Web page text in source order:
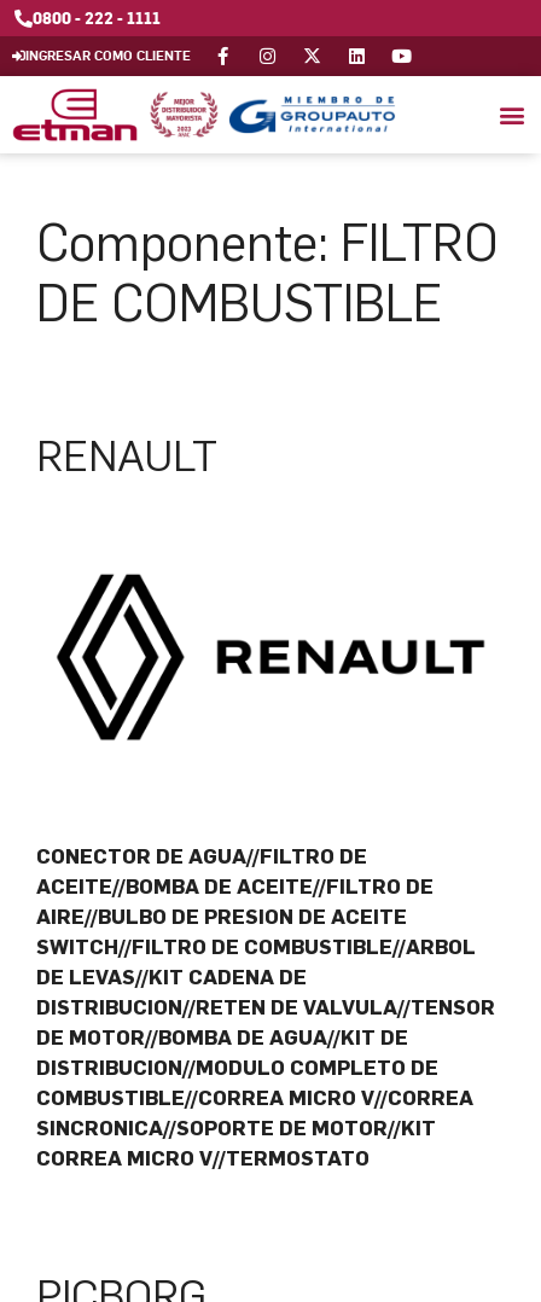
0800 - 222 - 1111
INGRESAR COMO CLIENTE
Componente: FILTRO
DE COMBUSTIBLE
RENAULT
CONECTOR DE AGUA//FILTRO DE
ACEITE//BOMBA DE ACEITE//FILTRO DE
AIRE//BULBO DE PRESION DE ACEITE
SWITCH//FILTRO DE COMBUSTIBLE//ARBOL
DE LEVAS//KIT CADENA DE
DISTRIBUCION//RETEN DE VALVULA//TENSOR
DE MOTOR//BOMBA DE AGUA//KIT DE
DISTRIBUCION//MODULO COMPLETO DE
COMBUSTIBLE//CORREA MICRO V//CORREA
SINCRONICA//SOPORTE DE MOTOR//KIT
CORREA MICRO V//TERMOSTATO